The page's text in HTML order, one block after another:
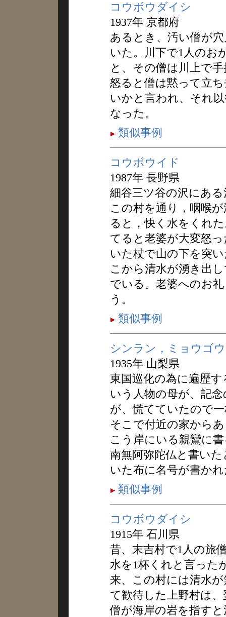
コウボウダイシ
1937年 京都府
あるとき、汚い僧が
いた。川下で1人のお
と、その僧は川上で
怒ると僧は黙って立
いかと言われ、それ
なった。
類似事例
コウボウイド
1987年 長野県
細谷三ツ谷の沢にあ
この村を通り，咽喉
ると，快く水をくれ
てると老婆が大変怒
いた杖で山の下を突
こから清水が湧き出
でいる。老婆へのお
う。
類似事例
シンラン，ミョウゴウ
1935年 山梨県
東国巡化の為に遍歴
いう人物の母が、記
が、慌てていたので
そこで付近の家から
こう岸にいる親鸞に
南無阿弥陀仏と書い
いた布に名号が書か
類似事例
コウボウダイシ
1915年 石川県
昔、末吉村で1人の旅
水を1杯くれと言った
来、この村には清水
て歓待した上野村は
僧が海岸の岩を指す